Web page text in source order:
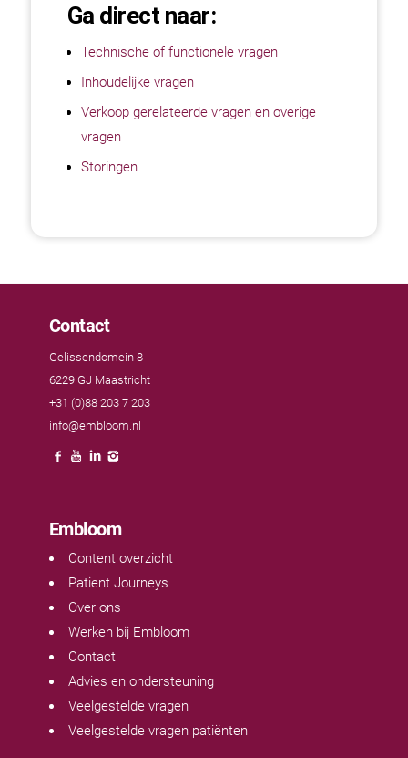
Ga direct naar:
Technische of functionele vragen
Inhoudelijke vragen
Verkoop gerelateerde vragen en overige
vragen
Storingen
Contact
Gelissendomein 8
6229 GJ Maastricht
+31 (0)88 203 7 203
info@embloom.nl
Embloom
Content overzicht
Patient Journeys
Over ons
Werken bij Embloom
Contact
Advies en ondersteuning
Veelgestelde vragen
Veelgestelde vragen patiënten